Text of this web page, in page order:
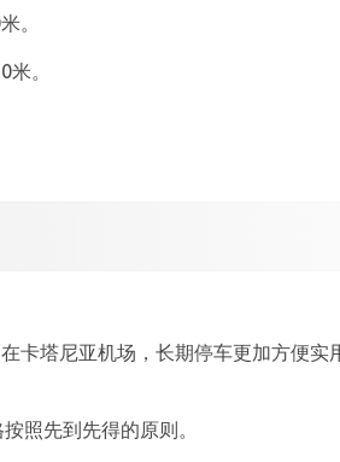
。
。
卡塔尼亚机场，长期停车更加方便实
照先到先得的原则。